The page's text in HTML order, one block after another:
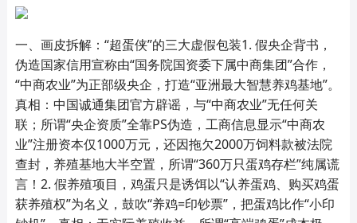
一、画皮拆解：“超蛋侠”的三大虚假包装1. 假央企背书，
伪造国家信用宣称由“国务院国资委下属中商集团”合作，
“中商农业”为正部级央企，打造“亚洲最大智慧养鸡基地”。
真相：中国诚通集团官方辟谣，与“中商农业”无任何关
联；所谓“央企资质”全靠PS伪造，工商信息显示“中商农
业”注册资本仅1000万元，还因拖欠2000万饲料款被法院
查封，养殖基地大半空置，所谓“360万只蛋鸡存栏”纯属谎
言！2. 假养殖项目，鸡蛋只是诱饵以“认养蛋鸡、购买鸡蛋
获养殖权”为名义，鼓吹“养鸡=印钞票”，把蛋鸡比作“小印